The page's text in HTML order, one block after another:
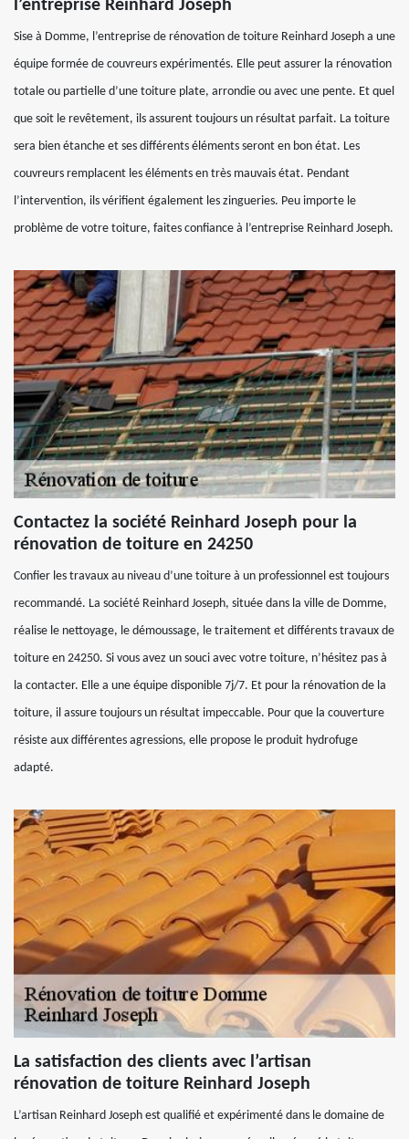
l’entreprise Reinhard Joseph
Sise à Domme, l’entreprise de rénovation de toiture Reinhard Joseph a une
équipe formée de couvreurs expérimentés. Elle peut assurer la rénovation
totale ou partielle d’une toiture plate, arrondie ou avec une pente. Et quel
que soit le revêtement, ils assurent toujours un résultat parfait. La toiture
sera bien étanche et ses différents éléments seront en bon état. Les
couvreurs remplacent les éléments en très mauvais état. Pendant
l’intervention, ils vérifient également les zingueries. Peu importe le
problème de votre toiture, faites confiance à l’entreprise Reinhard Joseph.
Contactez la société Reinhard Joseph pour la
rénovation de toiture en 24250
Confier les travaux au niveau d’une toiture à un professionnel est toujours
recommandé. La société Reinhard Joseph, située dans la ville de Domme,
réalise le nettoyage, le démoussage, le traitement et différents travaux de
toiture en 24250. Si vous avez un souci avec votre toiture, n’hésitez pas à
la contacter. Elle a une équipe disponible 7j/7. Et pour la rénovation de la
toiture, il assure toujours un résultat impeccable. Pour que la couverture
résiste aux différentes agressions, elle propose le produit hydrofuge
adapté.
La satisfaction des clients avec l’artisan
rénovation de toiture Reinhard Joseph
L’artisan Reinhard Joseph est qualifié et expérimenté dans le domaine de